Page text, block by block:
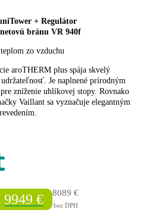
+ Regulátor
bránu VR 940f
zo vzduchu
aroTHERM plus spája skvelý
Je naplnené prírodným
zníženie uhlíkovej stopy. Rovnako
Vaillant sa vyznačuje elegantným
Pôvodná
9949 €
Aktuálna
8089 €
bez DPH